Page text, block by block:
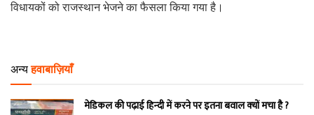
विधायकों को राजस्थान भेजने का फैसला किया गया है।
अन्य हवाबाज़ियाँ
मेडिकल की पढ़ाई हिन्‍दी में करने पर इतना बवाल क्‍यों मचा है ?